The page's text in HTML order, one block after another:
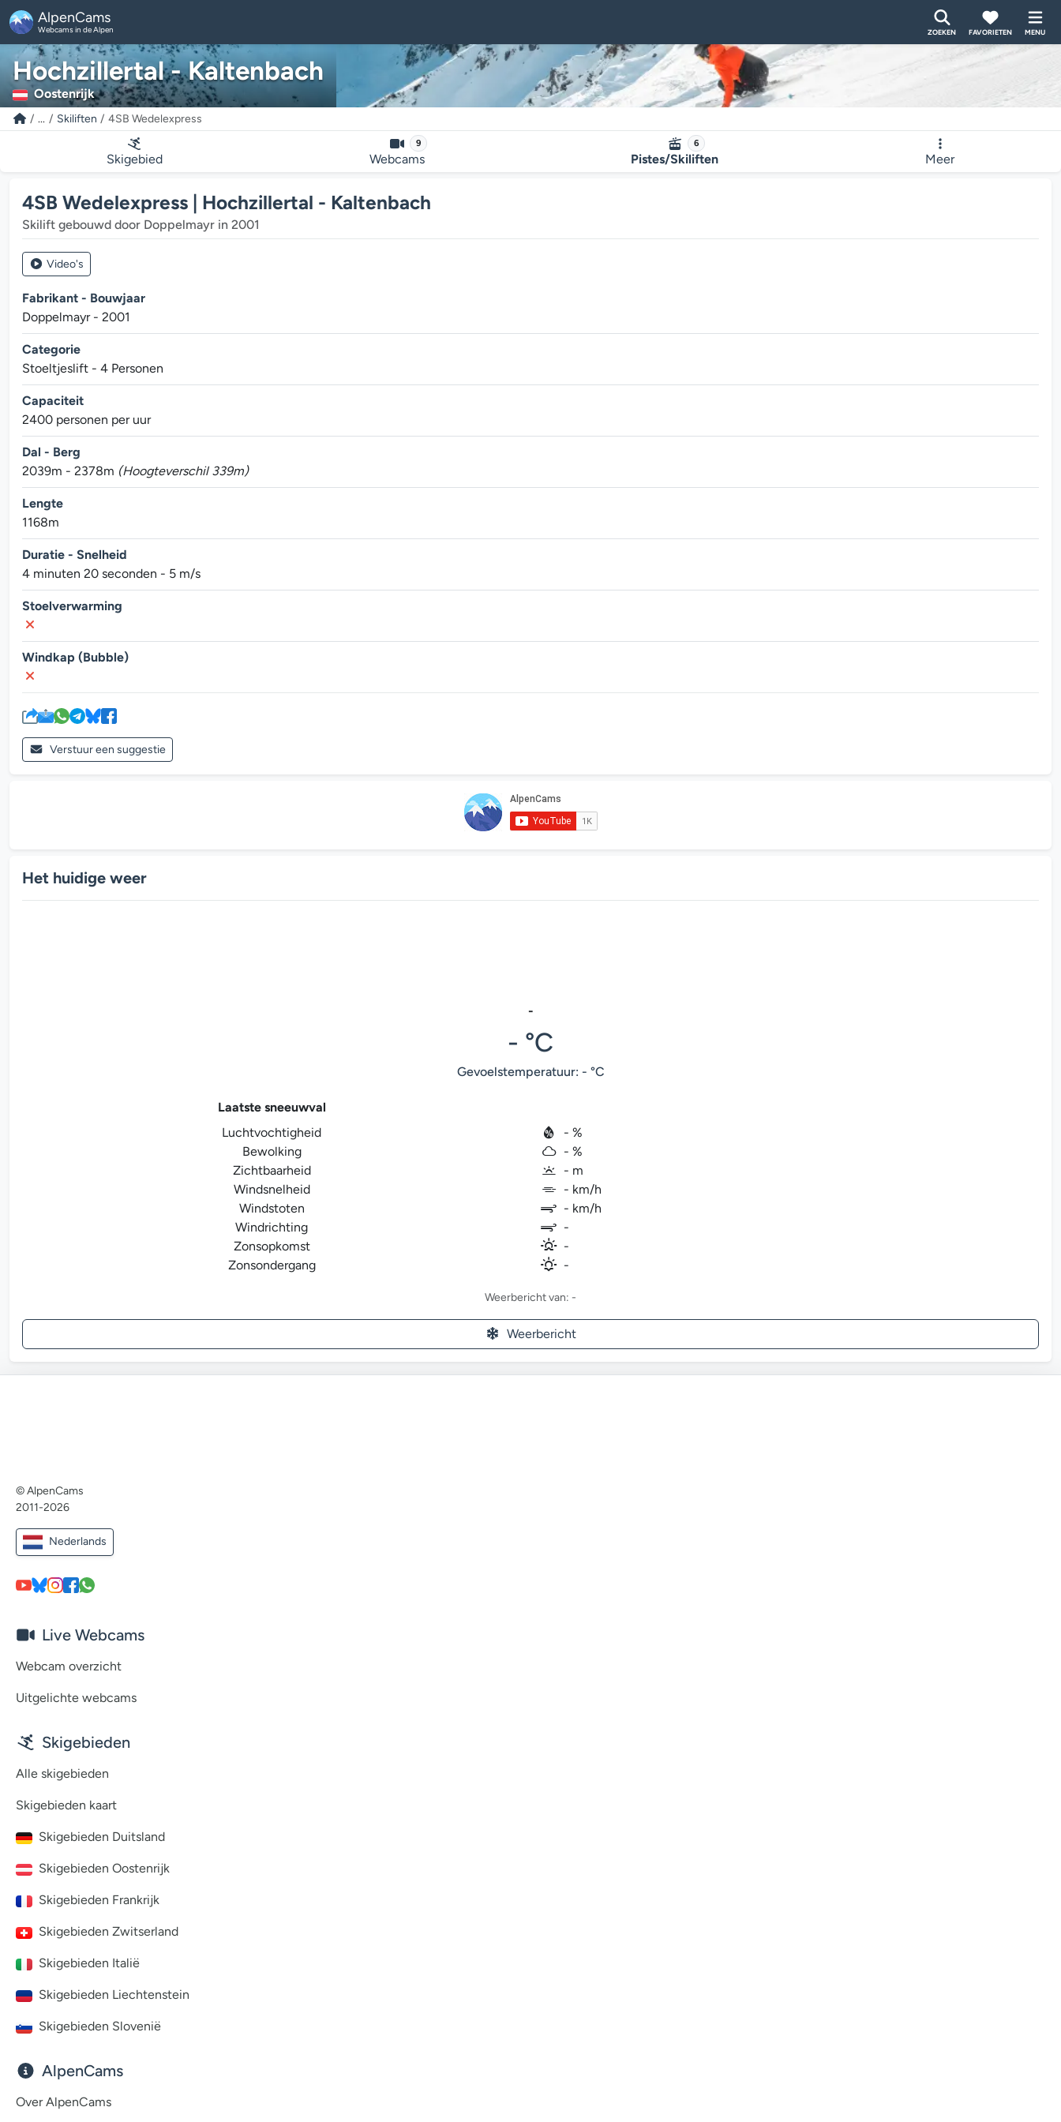
AlpenCams
Webcams in de Alpen ZOEKEN FAVORIETEN MENU
Hochzillertal - Kaltenbach
Oostenrijk
... Skiliften 4SB Wedelexpress
Skigebied
9
Webcams
6
Pistes/Skiliften Meer
4SB Wedelexpress | Hochzillertal - Kaltenbach
Skilift gebouwd door Doppelmayr in 2001
Video's
Fabrikant - Bouwjaar
Doppelmayr - 2001
Categorie
Stoeltjeslift - 4 Personen
Capaciteit
2400 personen per uur
Dal - Berg
2039m - 2378m (Hoogteverschil 339m)
Lengte
1168m
Duratie - Snelheid
4 minuten 20 seconden - 5 m/s
Stoelverwarming
Windkap (Bubble)
Verstuur een suggestie
Het huidige weer
-
- °C
Gevoelstemperatuur: - °C
Laatste sneeuwval
Luchtvochtigheid
- %
Bewolking
- %
Zichtbaarheid
- m
Windsnelheid
- km/h
Windstoten
- km/h
Windrichting
-
Zonsopkomst
-
Zonsondergang
-
Weerbericht van: -
Weerbericht
© AlpenCams
2011-2026
Nederlands
Live Webcams
Webcam overzicht
Uitgelichte webcams
Skigebieden
Alle skigebieden
Skigebieden kaart
Skigebieden Duitsland
Skigebieden Oostenrijk
Skigebieden Frankrijk
Skigebieden Zwitserland
Skigebieden Italië
Skigebieden Liechtenstein
Skigebieden Slovenië
AlpenCams
Over AlpenCams